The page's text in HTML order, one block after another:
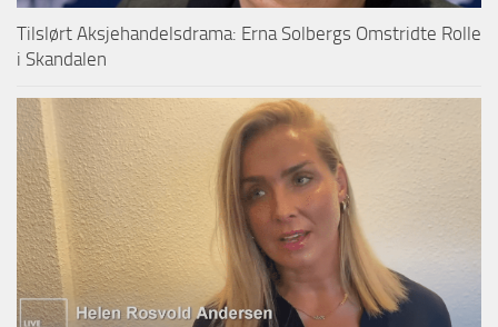
Tilslørt Aksjehandelsdrama: Erna Solbergs Omstridte Rolle
i Skandalen